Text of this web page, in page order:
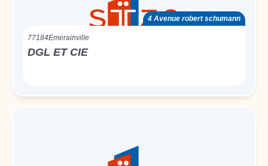
4 Avenue robert schumann
77184Emerainville
DGL ET CIE